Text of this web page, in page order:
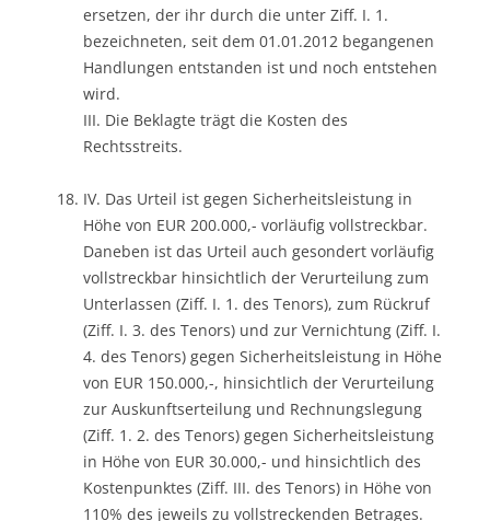
ersetzen, der ihr durch die unter Ziff. I. 1.
bezeichneten, seit dem 01.01.2012 begangenen
Handlungen entstanden ist und noch entstehen
wird.
III. Die Beklagte trägt die Kosten des
Rechtsstreits.
IV. Das Urteil ist gegen Sicherheitsleistung in
Höhe von EUR 200.000,- vorläufig vollstreckbar.
Daneben ist das Urteil auch gesondert vorläufig
vollstreckbar hinsichtlich der Verurteilung zum
Unterlassen (Ziff. I. 1. des Tenors), zum Rückruf
(Ziff. I. 3. des Tenors) und zur Vernichtung (Ziff. I.
4. des Tenors) gegen Sicherheitsleistung in Höhe
von EUR 150.000,-, hinsichtlich der Verurteilung
zur Auskunftserteilung und Rechnungslegung
(Ziff. 1. 2. des Tenors) gegen Sicherheitsleistung
in Höhe von EUR 30.000,- und hinsichtlich des
Kostenpunktes (Ziff. III. des Tenors) in Höhe von
110% des jeweils zu vollstreckenden Betrages.